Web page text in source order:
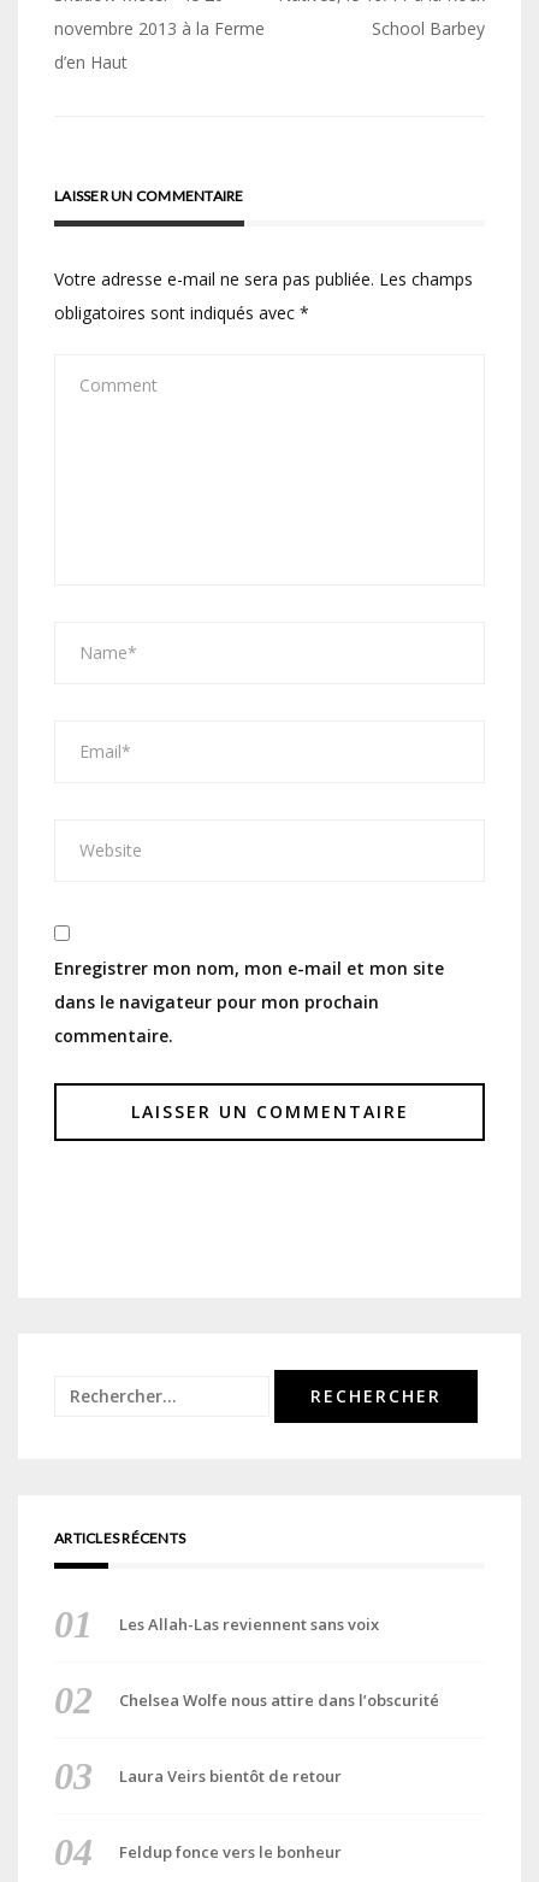
l’article
novembre 2013 à la Ferme
d’en Haut
School Barbey
LAISSER UN COMMENTAIRE
Votre adresse e-mail ne sera pas publiée. Les champs
obligatoires sont indiqués avec *
Enregistrer mon nom, mon e-mail et mon site
dans le navigateur pour mon prochain
commentaire.
Rechercher :
ARTICLES RÉCENTS
Les Allah-Las reviennent sans voix
Chelsea Wolfe nous attire dans l’obscurité
Laura Veirs bientôt de retour
Feldup fonce vers le bonheur